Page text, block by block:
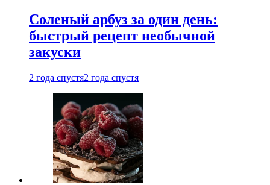
Соленый арбуз за один день:
быстрый рецепт необычной
закуски
2 года спустя2 года спустя